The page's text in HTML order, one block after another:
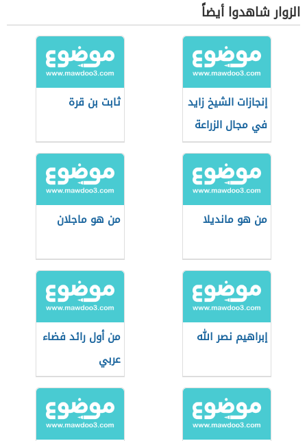
الزوار شاهدوا أيضاً
إنجازات الشيخ زايد
في مجال الزراعة
ثابت بن قرة
من هو مانديلا من هو ماجلان
إبراهيم نصر الله
من أول رائد فضاء
عربي